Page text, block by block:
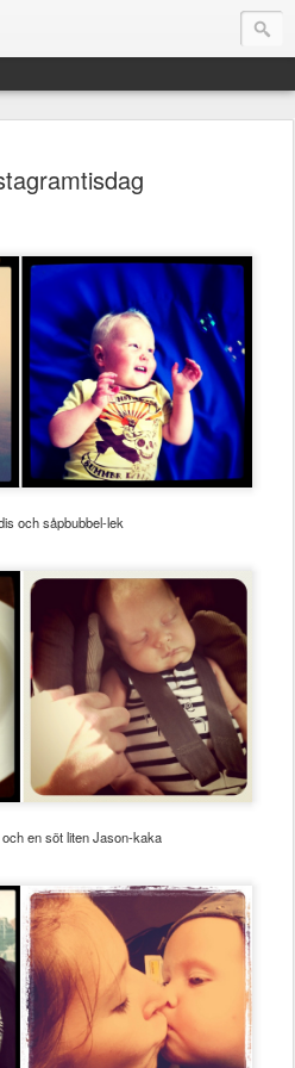
och såpbubbel-lek
en söt liten Jason-kaka